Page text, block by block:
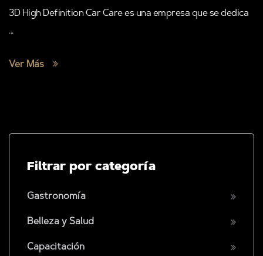
3D High Definition Car Care es una empresa que se dedica
...
Ver Más
Filtrar por categoría
Gastronomía
Belleza y Salud
Capacitación